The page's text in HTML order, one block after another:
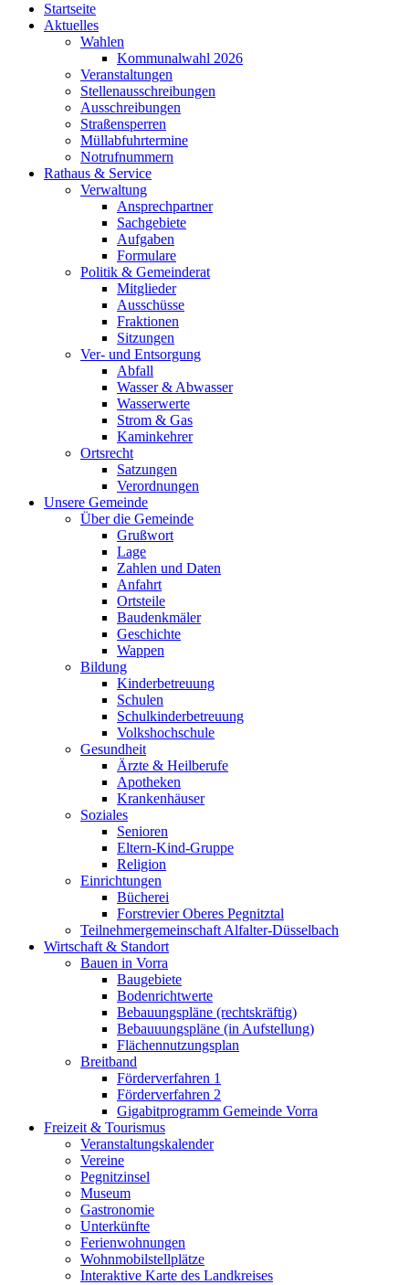
Startseite
Aktuelles
Wahlen
Kommunalwahl 2026
Veranstaltungen
Stellenausschreibungen
Ausschreibungen
Straßensperren
Müllabfuhrtermine
Notrufnummern
Rathaus & Service
Verwaltung
Ansprechpartner
Sachgebiete
Aufgaben
Formulare
Politik & Gemeinderat
Mitglieder
Ausschüsse
Fraktionen
Sitzungen
Ver- und Entsorgung
Abfall
Wasser & Abwasser
Wasserwerte
Strom & Gas
Kaminkehrer
Ortsrecht
Satzungen
Verordnungen
Unsere Gemeinde
Über die Gemeinde
Grußwort
Lage
Zahlen und Daten
Anfahrt
Ortsteile
Baudenkmäler
Geschichte
Wappen
Bildung
Kinderbetreuung
Schulen
Schulkinderbetreuung
Volkshochschule
Gesundheit
Ärzte & Heilberufe
Apotheken
Krankenhäuser
Soziales
Senioren
Eltern-Kind-Gruppe
Religion
Einrichtungen
Bücherei
Forstrevier Oberes Pegnitztal
Teilnehmergemeinschaft Alfalter-Düsselbach
Wirtschaft & Standort
Bauen in Vorra
Baugebiete
Bodenrichtwerte
Bebauungspläne (rechtskräftig)
Bebauuungspläne (in Aufstellung)
Flächennutzungsplan
Breitband
Förderverfahren 1
Förderverfahren 2
Gigabitprogramm Gemeinde Vorra
Freizeit & Tourismus
Veranstaltungskalender
Vereine
Pegnitzinsel
Museum
Gastronomie
Unterkünfte
Ferienwohnungen
Wohnmobilstellplätze
Interaktive Karte des Landkreises